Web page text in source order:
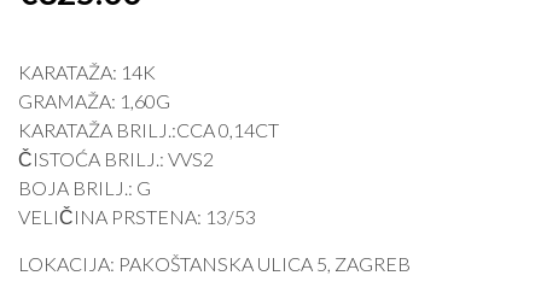
KARATAŽA: 14K
GRAMAŽA: 1,60G
KARATAŽA BRILJ.:CCA 0,14CT
ČISTOĆA BRILJ.: VVS2
BOJA BRILJ.: G
VELIČINA PRSTENA: 13/53
LOKACIJA: PAKOŠTANSKA ULICA 5, ZAGREB